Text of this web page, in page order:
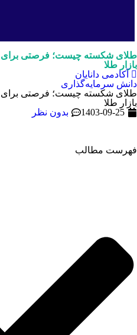
طلای شکسته چیست؛ فرصتی برای
بازار طلا
آکادمی دانایان
دانش سرمایه‌گذاری
طلای شکسته چیست؛ فرصتی برای
بازار طلا
1403-09-25
بدون نظر
فهرست مطالب